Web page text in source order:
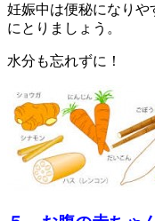
妊娠中は便秘になりや
にとりましょう。
水分も忘れずに！